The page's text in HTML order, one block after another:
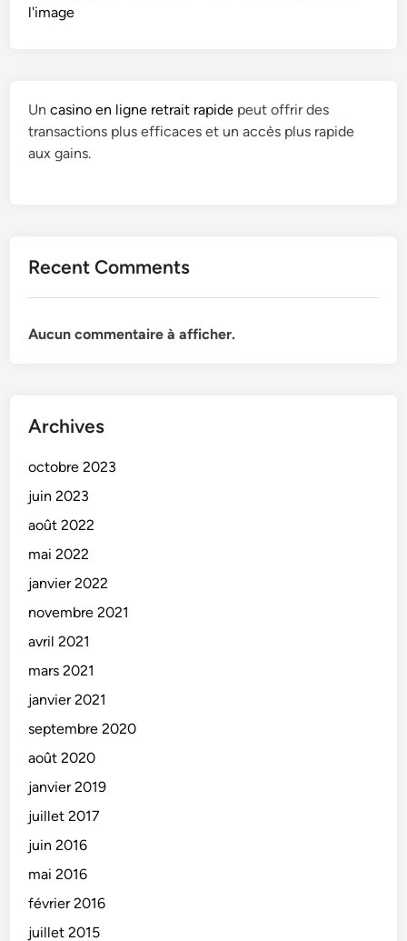
l'image
Uncasino en ligne retrait rapide peut offrir des
transactions plus efficaces et un accès plus rapide
aux gains.
Recent Comments
Aucun commentaire à afficher.
Archives
octobre 2023
juin 2023
août 2022
mai 2022
janvier 2022
novembre 2021
avril 2021
mars 2021
janvier 2021
septembre 2020
août 2020
janvier 2019
juillet 2017
juin 2016
mai 2016
février 2016
juillet 2015